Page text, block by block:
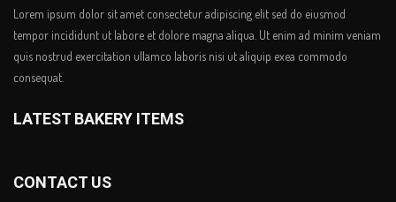
Lorem ipsum dolor sit amet consectetur adipiscing elit sed do eiusmod
tempor incididunt ut labore et dolore magna aliqua. Ut enim ad minim veniam
quis nostrud exercitation ullamco laboris nisi ut aliquip exea commodo
consequat.
LATEST BAKERY ITEMS
CONTACT US